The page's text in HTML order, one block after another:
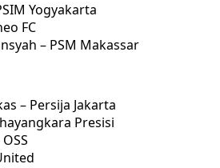
Yogyakarta
FC
– PSM Makassar
– Persija Jakarta
Presisi